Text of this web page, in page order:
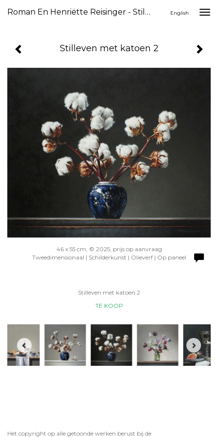
Roman En Henriëtte Reisinger - Stilleven Met Katoen 2 English
Stilleven met katoen 2
46 x 55 cm, © 2025, prijs op aanvraag
Tweedimensionaal | Schilderkunst | Olieverf | Op paneel
Stilleven met katoen 2
TE KOOP
Het copyright op alle getoonde werken berust bij de